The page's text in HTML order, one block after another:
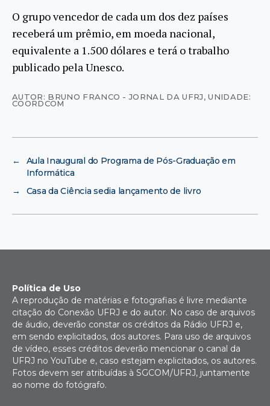
O grupo vencedor de cada um dos dez países
receberá um prêmio, em moeda nacional,
equivalente a 1.500 dólares e terá o trabalho
publicado pela Unesco.
AUTOR: BRUNO FRANCO - JORNAL DA UFRJ,UNIDADE:
COORDCOM
←
Aula Inaugural do Programa de Pós-Graduação em
Informática
→
Casa da Ciência sedia lançamento de livro
Política de Uso
A reprodução de matérias e fotografias é livre mediante
citação do Conexão UFRJ e do autor. No caso de arquivos
de áudio, deverão constar os créditos da Rádio UFRJ e,
em sendo explicitados, dos autores. Para uso de arquivos
de vídeo, esses créditos deverão mencionar o canal da
UFRJ no YouTube e, caso estejam explicitados, os autores.
Fotos devem ser atribuídas à SGCOM/UFRJ, juntamente
ao nome do fotógrafo.